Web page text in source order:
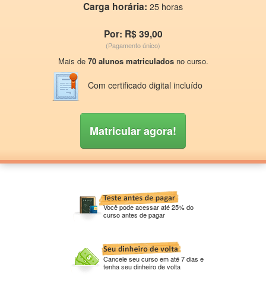
Carga horária: 25 horas
Por: R$ 39,00
(Pagamento único)
Mais de 70 alunos matriculadosno curso.
Com certificado digital incluído
Matricular agora!
Você pode acessar até 25% do
curso antes de pagar
Cancele seu curso em até 7 dias e
tenha seu dinheiro de volta